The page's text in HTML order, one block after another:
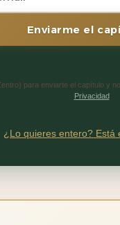
Enviarme el
para enviarte el capítulo y
Privacidad
¿Lo quieres entero? Está